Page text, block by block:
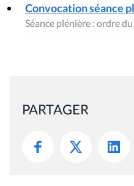
Convocation séance
Séance plénière : ordre
PARTAGER